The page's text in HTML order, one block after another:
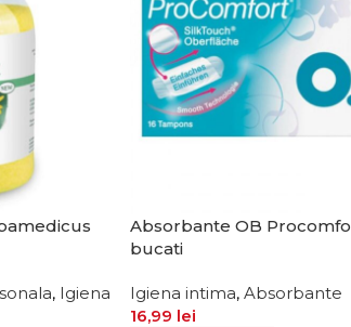
, Igiena
Absorbante OB
bucati
Igiena intima, Absorbante
16,99 lei